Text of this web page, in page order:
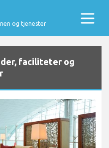
og tjenester
faciliteter og